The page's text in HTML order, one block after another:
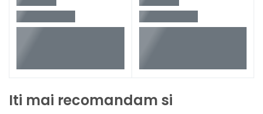
Iti mai recomandam si